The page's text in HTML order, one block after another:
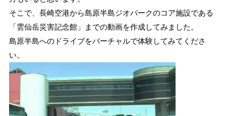
そこで、長崎空港から島原半島ジオパークのコア施設である
「雲仙岳災害記念館」までの動画を作成してみました。
島原半島へのドライブをバーチャルで体験してみてくださ
い。